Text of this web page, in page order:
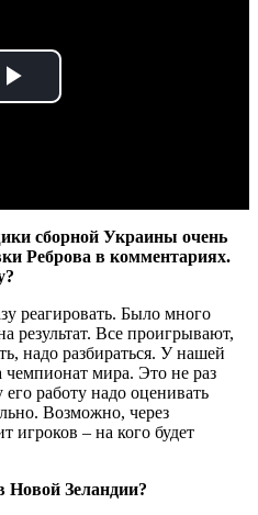
Play
сборной Украины очень
Реброва в комментариях.
реагировать. Было много
результат. Все проигрывают,
надо разбираться. У нашей
мира. Это не раз
работу надо оценивать
Возможно, через
игроков – на кого будет
Новой Зеландии?